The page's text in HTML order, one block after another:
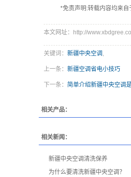
*免责声明:转载内容均来自
本文网址：http://
关键词： 新疆中央空调 ,
上一条： 新疆空调省电小技巧
下一条： 简单介绍新疆中央空调
相关产品：
相关新闻：
新疆中央空调清洗保养
为什么要清洗新疆中央空调？